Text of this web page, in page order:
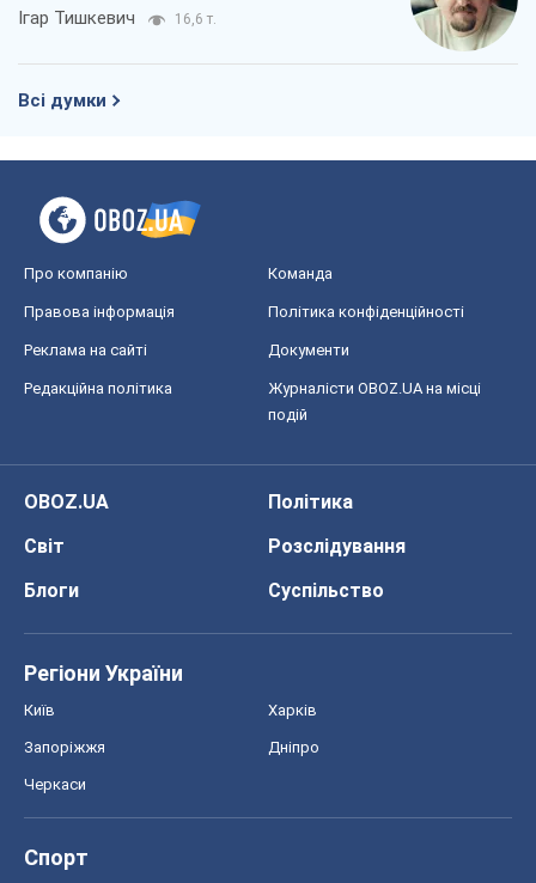
Ігар Тишкевич 16,6 т.
Всі думки
Про компанію Команда
Правова інформація Політика конфіденційності
Реклама на сайті Документи
Редакційна політика
Журналісти OBOZ.UA на місці
подій
OBOZ.UA
Політика
Світ
Розслідування
Блоги
Суспільство
Регіони України
Київ Харків
Запоріжжя Дніпро
Черкаси
Спорт